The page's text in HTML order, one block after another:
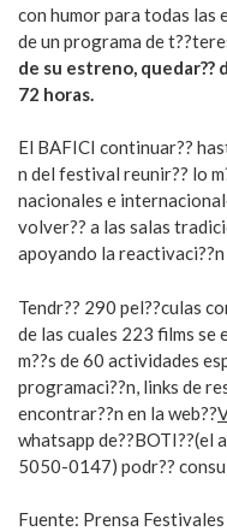
con humor para todas las
de un programa de
de su estreno, quedar??
72 horas.
El BAFICI continuar??
n del festival reunir?? lo
nacionales e
volver?? a las salas
apoyando la
Tendr?? 290 pel??culas
de las cuales 223 films se
m??s de 60 actividades
programaci??n, links de
encontrar??n en la web??
whatsapp de??BOTI??(el
5050-0147) podr??
Fuente: Prensa Festivales